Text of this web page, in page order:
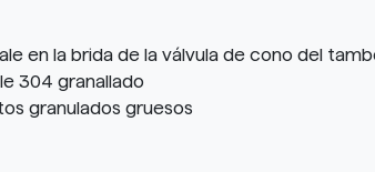
en la brida de la válvula de cono del
304 granallado
granulados gruesos